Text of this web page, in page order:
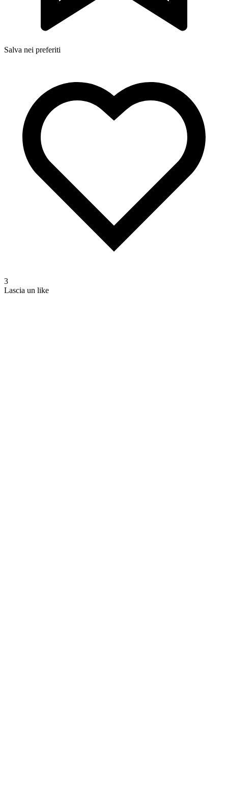
Salva nei preferiti
3
Lascia un like